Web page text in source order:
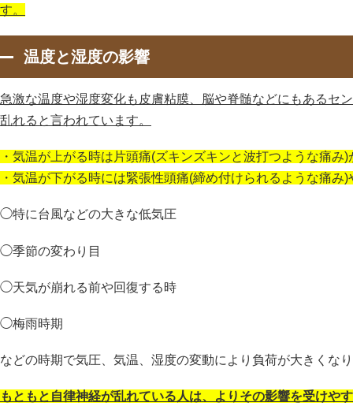
す。
温度と湿度の影響
急激な温度や湿度変化も皮膚粘膜、脳や脊髄などにもあるセ
乱れると言われています。
・気温が上がる時は片頭痛(ズキンズキンと波打つような痛み)
・気温が下がる時には緊張性頭痛(締め付けられるような痛み
◯特に台風などの大きな低気圧
◯季節の変わり目
◯天気が崩れる前や回復する時
◯梅雨時期
などの時期で気圧、気温、湿度の変動により負荷が大きくな
もともと自律神経が乱れている人は、よりその影響を受けや